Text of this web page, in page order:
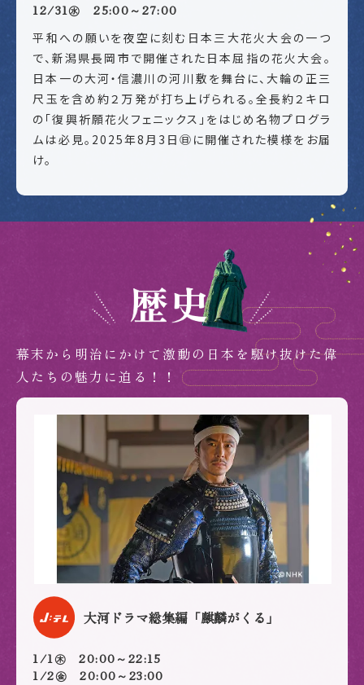
12/31㊌ 25:00～27:00
平和への願いを夜空に刻む日本三大花火大会の一つ
で、新潟県長岡市で開催された日本屈指の花火大会。
日本一の大河・信濃川の河川敷を舞台に、大輪の正三
尺玉を含め約２万発が打ち上げられる。全長約２キロ
の「復興祈願花火フェニックス」をはじめ名物プログラ
ムは必見。2025年8月3日㊐に開催された模様をお届
け。
幕末から明治にかけて激動の日本を駆け抜けた偉
人たちの魅力に迫る！！
大河ドラマ総集編「麒麟がくる」
1/1㊍ 20:00～22:15
1/2㊎ 20:00～23:00